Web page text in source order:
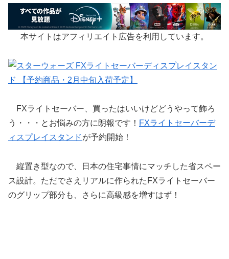
本サイトはアフィリエイト広告を利用しています。
FXライトセーバー、買ったはいいけどどうやって飾ろ
う・・・とお悩みの方に朗報です！ FXライトセーバーデ
ィスプレイスタンド が予約開始！
縦置き型なので、日本の住宅事情にマッチした省スペー
ス設計。ただでさえリアルに作られたFXライトセーバー
のグリップ部分も、さらに高級感を増すはず！